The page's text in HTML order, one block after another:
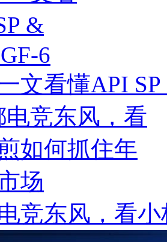
文看懂API
竞东风，看